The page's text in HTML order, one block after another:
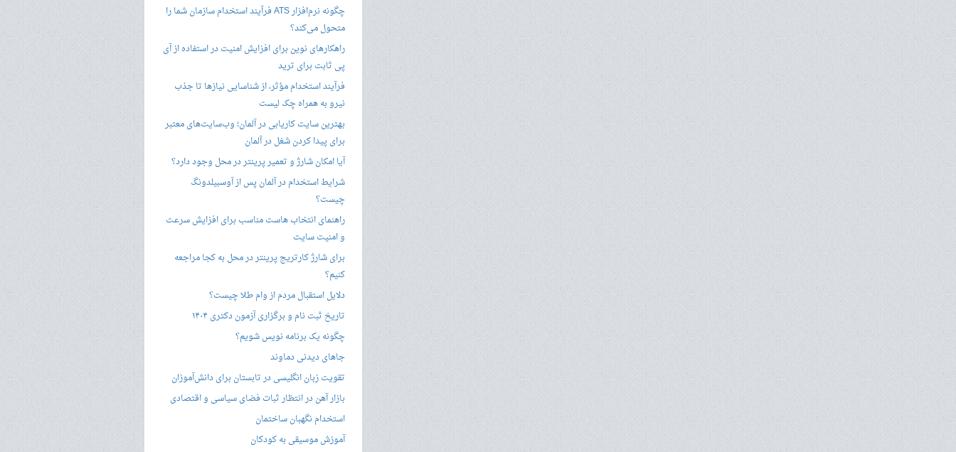
چگونه نرم‌افزار ATS فرآیند استخدام سازمان شما را
متحول می‌کند؟
راهکارهای نوین برای افزایش امنیت در استفاده از آی
پی ثابت برای ترید
فرآیند استخدام مؤثر، از شناسایی نیازها تا جذب
نیرو به همراه چک لیست
بهترین سایت کاریابی در آلمان؛ وب‌سایت‌های معتبر
برای پیدا کردن شغل در آلمان
آیا امکان شارژ و تعمیر پرینتر در محل وجود دارد؟
شرایط استخدام در آلمان پس از آوسبیلدونگ
چیست؟
راهنمای انتخاب هاست مناسب برای افزایش سرعت
و امنیت سایت
برای شارژ کارتریج پرینتر در محل به کجا مراجعه
کنیم؟
دلایل استقبال مردم از وام طلا چیست؟
تاریخ ثبت نام و برگزاری آزمون دکتری ۱۴۰۴
چگونه یک برنامه نویس شویم؟
جاهای دیدنی دماوند
تقویت زبان انگلیسی در تابستان برای دانش‌آموزان
بازار آهن در انتظار ثبات فضای سیاسی و اقتصادی
استخدام نگهبان ساختمان
آموزش موسیقی به کودکان